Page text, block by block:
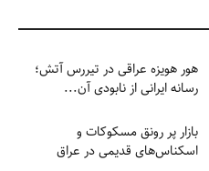
هور هویزه عراقی در تیررس آتش؛
رسانه ایرانی از نابودی آن...
بازار پر رونق مسکوکات و
اسکناس‌های قدیمی در عراق